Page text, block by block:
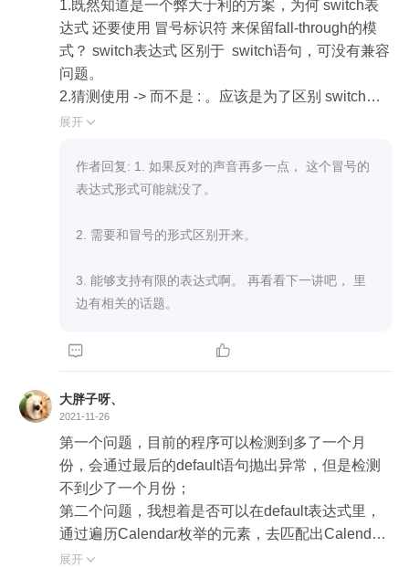
```java
String checkWorkday(int day) {
	return switch (day) {
		case 1, 2, 3, 4, 5 -> "it is a work day";
		default -> "are you live on earth";
	};
Go switch
func checkWorkday(day int) string {
	case 1, 2, 3, 4, 5:
		return "it is a work day"
	case 6, 7:
		return "it is a weekend day"
	default:
		return "are you live on earth"
	}
}
1.既然知道是一个弊大于利的方案，为何 switch表
达式 还要使用 冒号标识符 来保留fall-through的模
式？ switch表达式 区别于  switch语句，可没有兼容
问题。
2.猜测使用 -> 而不是 : 。应该是为了区别 switch语
句 : 的语义，同时对称 Lambda 风格的表达方式。
使用（eff里看到的还是哪，忘了）。建议直接用 if
卫语句/map策略模式 来替换。 switch表达式 从使用
都要清晰，使用这个写法可以提高阅读效率。唯一
场景就会很受限（这个适用范围也跟编码设计能力
有关，要用还是可以用的，只是没有支持表达式来
1.不能，第十三个月会获取不到天数，这好像不算
是系统崩溃，只能说出bug才知道。
2.在 DaysInMonth 追加一个 一个 static 代码块(方法
有很多)，校验日期枚举实例是否超过12，超过告
警。 这样至少在项目启动能感知到。
展开 
作者回复: 1. 如果反对的声音再多一点， 这个冒号的
表达式形式可能就没了。
2. 需要和冒号的形式区别开来。
3. 能够支持有限的表达式啊。 再看看下一讲吧， 里
边有相关的话题。
 
大胖子呀、
2021-11-26
第一个问题，目前的程序可以检测到多了一个月
份，会通过最后的default语句抛出异常，但是检测
不到少了一个月份；
第二个问题，我想着是否可以在default表达式里，
通过遍历Calendar枚举的元素，去匹配出Calendar.
AFTERDEC，但是我有疑问的是：月份多出了一个
展开 